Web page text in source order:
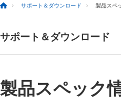
サポート＆ダウンロード 製品スペ
サポート＆ダウンロード
製品スペック